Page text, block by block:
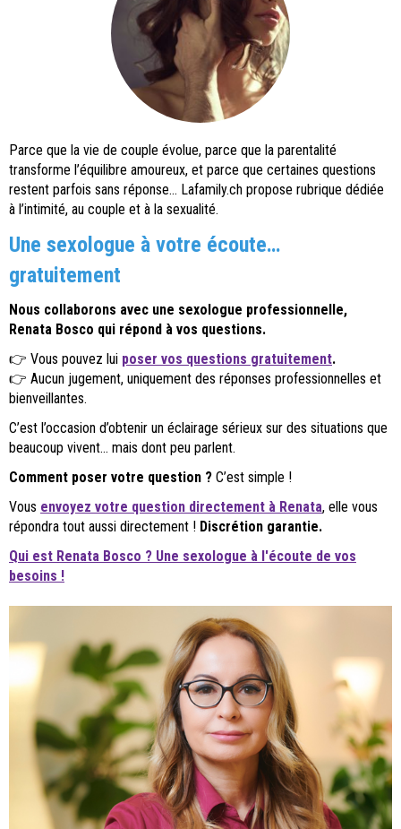
Parce que la vie de couple évolue, parce que la parentalité
transforme l’équilibre amoureux, et parce que certaines questions
restent parfois sans réponse… Lafamily.ch propose rubrique dédiée
à l’intimité, au couple et à la sexualité.
Une sexologue à votre écoute…
gratuitement
Nous collaborons avec une sexologue professionnelle,
Renata Bosco qui répond à vos questions.
👉 Vous pouvez lui poser vos questions gratuitement.
👉 Aucun jugement, uniquement des réponses professionnelles et
bienveillantes.
C’est l’occasion d’obtenir un éclairage sérieux sur des situations que
beaucoup vivent… mais dont peu parlent.
Comment poser votre question ? C’est simple !
Vous envoyez votre question directement à Renata, elle vous
répondra tout aussi directement ! Discrétion garantie.
Qui est Renata Bosco ? Une sexologue à l'écoute de vos
besoins !